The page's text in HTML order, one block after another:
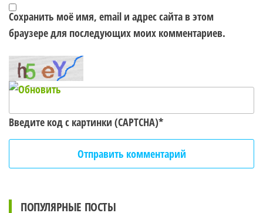
Сохранить моё имя, email и адрес сайта в этом
браузере для последующих моих комментариев.
Введите код с картинки (CAPTCHA)*
ПОПУЛЯРНЫЕ ПОСТЫ